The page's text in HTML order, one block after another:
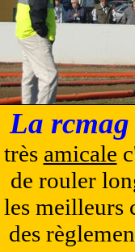
La
amicale
de rouler
meilleurs
des